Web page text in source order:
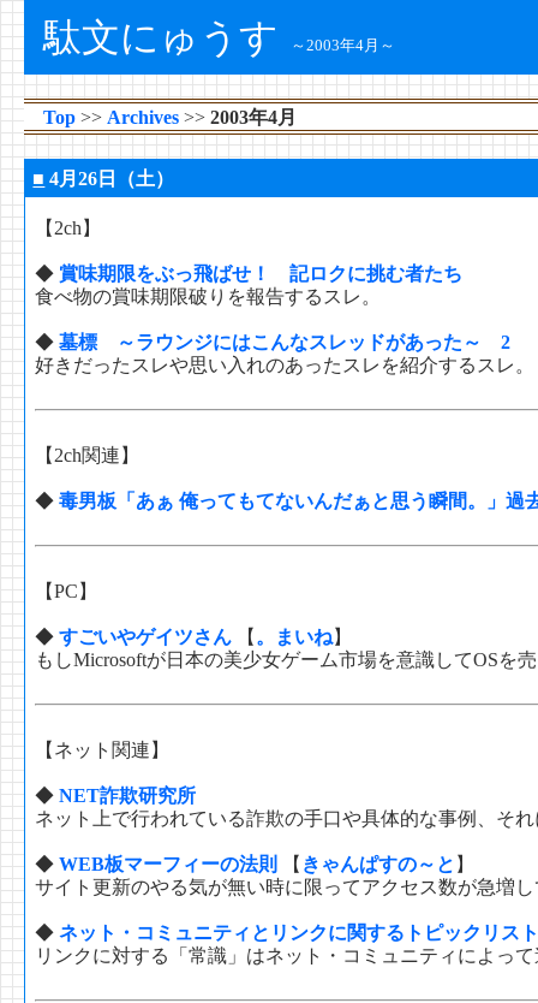
駄文にゅうす ～2003年4月～
Top Archives 2003年4月
■ 4月26日（土）
【2ch】
◆ 賞味期限をぶっ飛ばせ！ 記ロクに挑む者たち
食べ物の賞味期限破りを報告するスレ。
◆ 墓標 ～ラウンジにはこんなスレッドがあった～ 2
好きだったスレや思い入れのあったスレを紹介するスレ。
【2ch関連】
◆ 毒男板「あぁ 俺ってもてないんだぁと思う瞬間。」過
【PC】
◆ すごいやゲイツさん 【 。まいね】
もしMicrosoftが日本の美少女ゲーム市場を意識してOSを
【ネット関連】
◆ NET詐欺研究所
ネット上で行われている詐欺の手口や具体的な事例、そ
◆ WEB板マーフィーの法則 【 きゃんぱすの～と 】
サイト更新のやる気が無い時に限ってアクセス数が急増
◆ ネット・コミュニティとリンクに関するトピックリスト
リンクに対する「常識」はネット・コミュニティによっ